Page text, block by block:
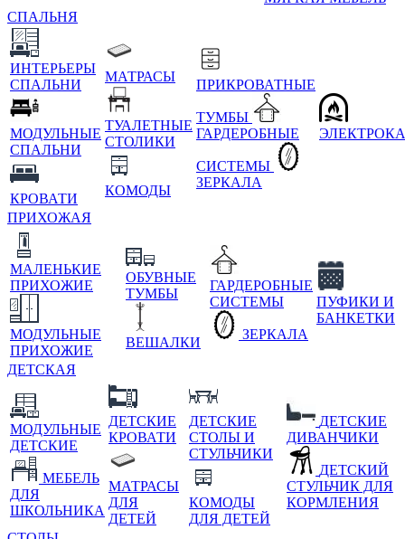
СПАЛЬНЯ
ИНТЕРЬЕРЫ
СПАЛЬНИ
МОДУЛЬНЫЕ
СПАЛЬНИ
КРОВАТИ
МАТРАСЫ
ТУАЛЕТНЫЕ
СТОЛИКИ
КОМОДЫ
ПРИКРОВАТНЫЕ
ТУМБЫ
ГАРДЕРОБНЫЕ
СИСТЕМЫ
ЗЕРКАЛА
ПРИХОЖАЯ
МАЛЕНЬКИЕ
ПРИХОЖИЕ
МОДУЛЬНЫЕ
ПРИХОЖИЕ
ОБУВНЫЕ
ТУМБЫ
ВЕШАЛКИ
ГАРДЕРОБНЫЕ
СИСТЕМЫ
ЗЕРКАЛА
ПУФИКИ И
БАНКЕТКИ
ДЕТСКАЯ
МОДУЛЬНЫЕ
ДЕТСКИЕ
МЕБЕЛЬ
ДЛЯ
ШКОЛЬНИКА
ДЕТСКИЕ
КРОВАТИ
МАТРАСЫ
ДЛЯ
ДЕТЕЙ
ДЕТСКИЕ
СТОЛЫ И
СТУЛЬЧИКИ
КОМОДЫ
ДЛЯ ДЕТЕЙ
ДЕТСКИЕ
ДИВАНЧИКИ
ДЕТСКИЙ
СТУЛЬЧИК ДЛЯ
КОРМЛЕНИЯ